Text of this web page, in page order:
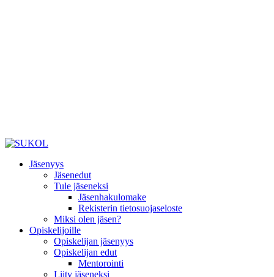
Jäsenyys
Jäsenedut
Tule jäseneksi
Jäsenhakulomake
Rekisterin tietosuojaseloste
Miksi olen jäsen?
Opiskelijoille
Opiskelijan jäsenyys
Opiskelijan edut
Mentorointi
Liity jäseneksi